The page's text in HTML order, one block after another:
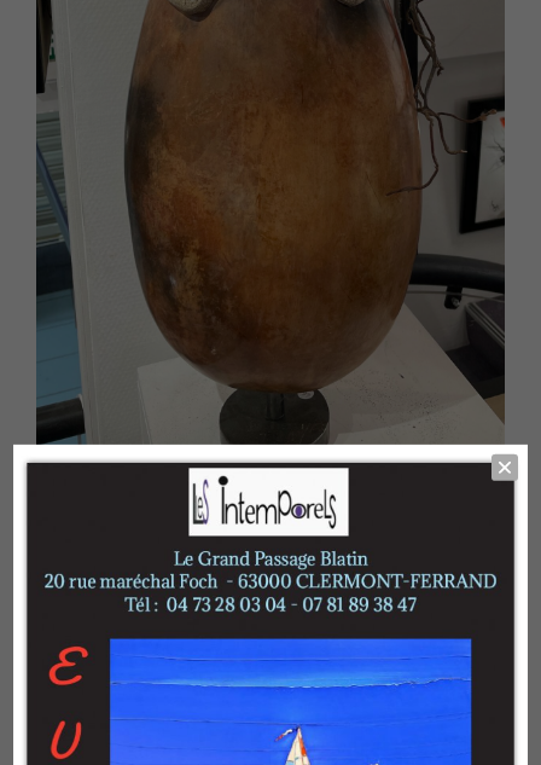
WATEAU Pauline > Fille du Soleil Levant
Fille du Soleil Levant